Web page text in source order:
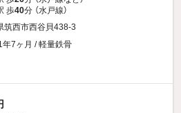
歩40分 （水戸線）
筑西市西谷貝438-3
年7ヶ月 / 軽量鉄骨